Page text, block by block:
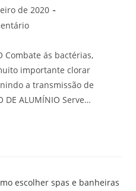
de 2020
Combate ás bactérias,
importante clorar
a transmissão de
DE ALUMÍNIO Serve…